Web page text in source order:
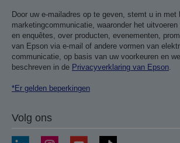
Door uw e-mailadres op te geven, stemt u in met
marketingcommunicatie, waaronder het
en enquêtes, over producten, evenementen,
van Epson via e-mail of andere vormen van
communicatie, op basis van uw voorkeuren en
beschreven in de Privacyverklaring van Epson.
*Er gelden beperkingen
Volg ons